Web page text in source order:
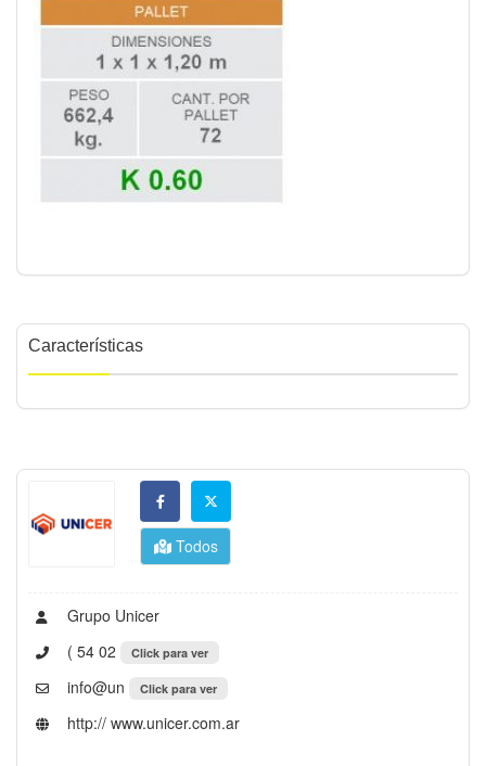
Características
Todos
Grupo Unicer
( 54 02
Click para ver
info@un Click para ver
http:// www.unicer.com.ar